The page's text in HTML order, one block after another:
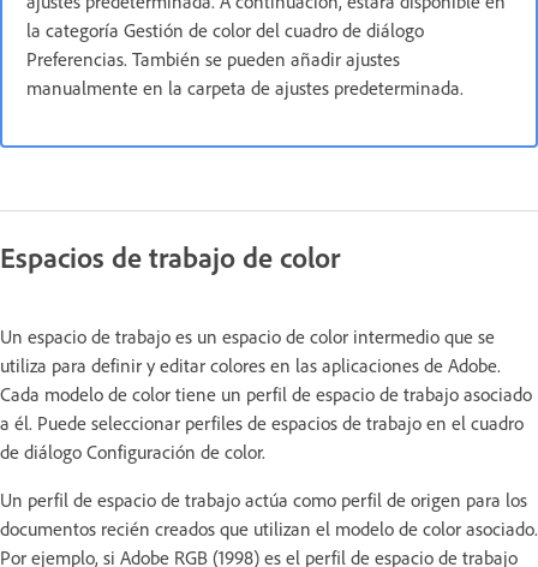
la categoría Gestión de color del cuadro de diálogo
Preferencias. También se pueden añadir ajustes
manualmente en la carpeta de ajustes predeterminada.
Espacios de trabajo de color
Un espacio de trabajo es un espacio de color intermedio que se
utiliza para definir y editar colores en las aplicaciones de Adobe.
Cada modelo de color tiene un perfil de espacio de trabajo asociado
a él. Puede seleccionar perfiles de espacios de trabajo en el cuadro
de diálogo Configuración de color.
Un perfil de espacio de trabajo actúa como perfil de origen para los
documentos recién creados que utilizan el modelo de color asociado.
Por ejemplo, si Adobe RGB (1998) es el perfil de espacio de trabajo